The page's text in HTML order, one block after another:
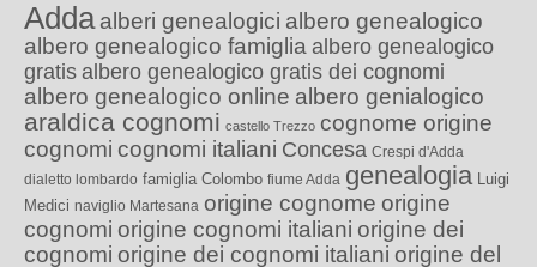
Adda alberi genealogici albero genealogico
albero genealogico famiglia albero genealogico
gratis albero genealogico gratis dei cognomi
albero genealogico online albero genialogico
araldica cognomi castello Trezzo cognome origine
cognomi cognomi italiani Concesa Crespi d'Adda
dialetto lombardo famiglia Colombo fiume Adda genealogia Luigi
Medici naviglio Martesana origine cognome origine
cognomi origine cognomi italiani origine dei
cognomi origine dei cognomi italiani origine del